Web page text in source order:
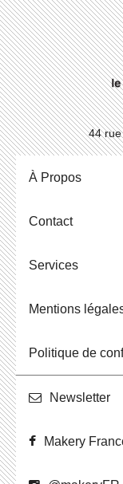
44
À Propos
Contact
Ser­vices
Men­tions
Po­li­tique de
News­let­ter
Makery